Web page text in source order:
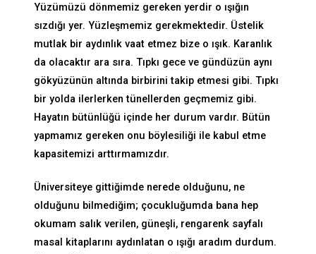
Yüzümüzü dönmemiz gereken yerdir o ışığın
sızdığı yer. Yüzleşmemiz gerekmektedir. Üstelik
mutlak bir aydınlık vaat etmez bize o ışık. Karanlık
da olacaktır ara sıra. Tıpkı gece ve gündüzün aynı
gökyüzünün altında birbirini takip etmesi gibi. Tıpkı
bir yolda ilerlerken tünellerden geçmemiz gibi.
Hayatın bütünlüğü içinde her durum vardır. Bütün
yapmamız gereken onu böylesiliği ile kabul etme
kapasitemizi arttırmamızdır.
Üniversiteye gittiğimde nerede olduğunu, ne
olduğunu bilmediğim; çocukluğumda bana hep
okumam salık verilen, güneşli, rengarenk sayfalı
masal kitaplarını aydınlatan o ışığı aradım durdum.